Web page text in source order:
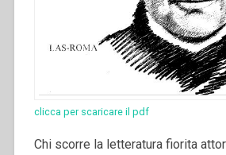
clicca per scaricare il pdf
Chi scorre la letteratura fiorita